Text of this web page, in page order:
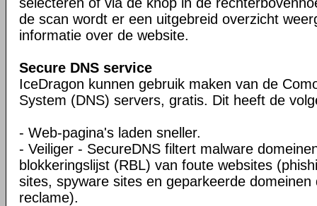
de scan wordt er een uitgebreid overzicht
informatie over de website.
Secure DNS service
IceDragon kunnen gebruik maken van de
System (DNS) servers, gratis. Dit heeft de
- Web-pagina's laden sneller.
- Veiliger - SecureDNS filtert malware
blokkeringslijst (RBL) van foute websites
sites, spyware sites en geparkeerde
reclame).